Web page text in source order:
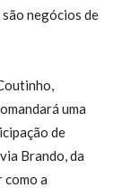
negócios de
uma
de
Brando, da
como a